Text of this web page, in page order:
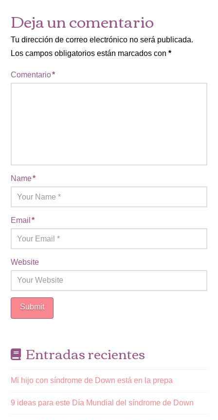
Deja un comentario
Tu dirección de correo electrónico no será publicada.
Los campos obligatorios están marcados con*
Comentario*
Name*
Email*
Website
Entradas recientes
Mi hijo con síndrome de Down está en la prepa
9 ideas para este Día Mundial del síndrome de Down